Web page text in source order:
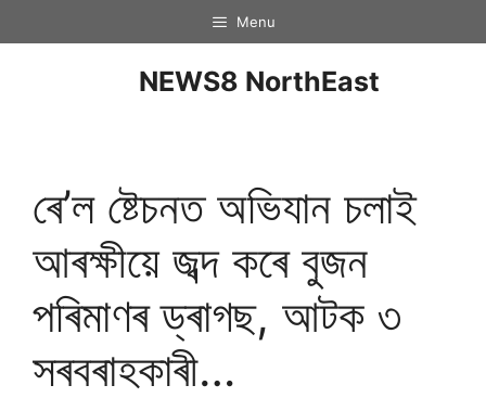
Menu
NEWS8 NorthEast
ৰে’ল ষ্টেচনত অভিযান চলাই
আৰক্ষীয়ে জব্দ কৰে বুজন
পৰিমাণৰ ড্ৰাগছ, আটক ৩
সৰবৰাহকাৰী…